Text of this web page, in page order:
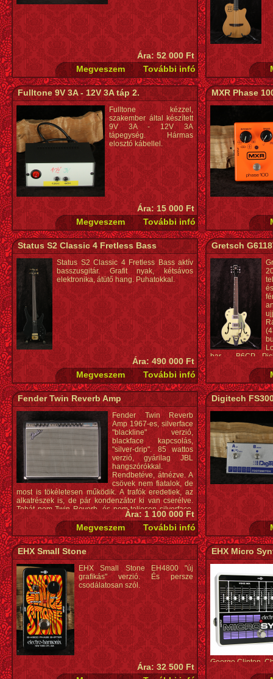
Ára: 52 000 Ft
Fulltone 9V 3A - 12V 3A táp 2.
Fulltone kézzel,
szakember által készített
9V 3A - 12V 3A
tápegység. Hármas
elosztó kábellel.
Ára: 15 000 Ft
MXR Phase
Status S2 Classic 4 Fretless Bass
Status S2 Classic 4 Fretless Bass aktív
basszusgitár. Grafit nyak, kétsávos
elektronika, átütő hang. Puhatokkal.
Ára: 490 000 Ft
Gretsch
bar , B6CP
Potméterek: 2 x
háromállású
hangszínválasztó
bordó)
Fender Twin Reverb Amp
Fender Twin Reverb
Amp 1967-es, silverface
"blackline" verzió,
blackface kapcsolás,
"silver-drip". 85 wattos
verzió, gyárilag JBL
hangszórókkal.
Rendbetéve, átnézve. A
csövek nem fiatalok, de
most is tökéletesen működik. A trafók eredetiek, az
alkatrészek is, de pár kondenzátor ki van cserélve.
Tehát nem Twin Reverb, és nem teljesen silverface,
mert a kapcsolás még blackface. Ára: 1 100 000 Ft
Digitech
EHX Small Stone
EHX Small Stone EH4800 "új
grafikás" verzió. És persze
csodálatosan szól.
Ára: 32 500 Ft
EHX Micro
George Clinton,